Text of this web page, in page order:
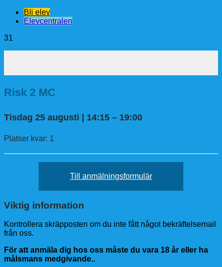
Bli elev
Elevcentralen
31
Risk 2 MC
Tisdag 25 augusti | 14:15 – 19:00
Platser kvar: 1
Till anmälningsformulär
Viktig information
Kontrollera skräpposten om du inte fått något bekräftelsemail
från oss.
För att anmäla dig hos oss måste du vara 18 år eller ha
målsmans medgivande..